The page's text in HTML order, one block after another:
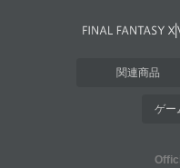
関連商品
ゲー